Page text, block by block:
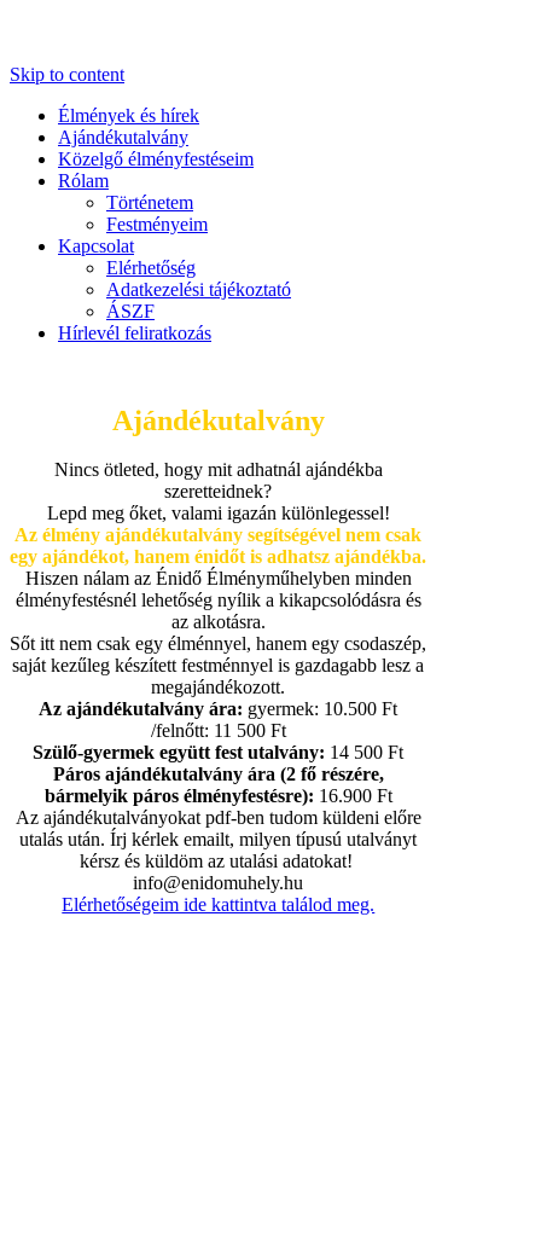
Skip to content
Élmények és hírek
Ajándékutalvány
Közelgő élményfestéseim
Rólam
Történetem
Festményeim
Kapcsolat
Elérhetőség
Adatkezelési tájékoztató
ÁSZF
Hírlevél feliratkozás
Ajándékutalvány
Nincs ötleted, hogy mit adhatnál ajándékba
szeretteidnek?
Lepd meg őket, valami igazán különlegessel!
Az élmény ajándékutalvány segítségével nem csak
egy ajándékot, hanem énidőt is adhatsz ajándékba.
Hiszen nálam az Énidő Élményműhelyben minden
élményfestésnél lehetőség nyílik a kikapcsolódásra és
az alkotásra.
Sőt itt nem csak egy élménnyel, hanem egy csodaszép,
saját kezűleg készített festménnyel is gazdagabb lesz a
megajándékozott.
Az ajándékutalvány ára: gyermek: 10.500 Ft
/felnőtt: 11 500 Ft
Szülő-gyermek együtt fest utalvány: 14 500 Ft
Páros ajándékutalvány ára (2 fő részére,
bármelyik páros élményfestésre): 16.900 Ft
Az ajándékutalványokat pdf-ben tudom küldeni előre
utalás után. Írj kérlek emailt, milyen típusú utalványt
kérsz és küldöm az utalási adatokat!
info@enidomuhely.hu
Elérhetőségeim ide kattintva találod meg.